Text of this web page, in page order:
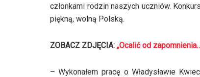
członkami rodzin naszych uczniów.
piękną, wolną Polską.
ZOBACZ ZDJĘCIA: „Ocalić od
– Wykonałem pracę o Władysławie